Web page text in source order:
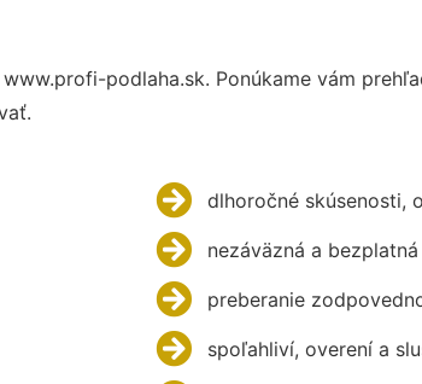
podlaha.sk. Ponúkame vám
dlhoročné skúsenosti,
nezáväzná a
preberanie
spoľahliví, overení a